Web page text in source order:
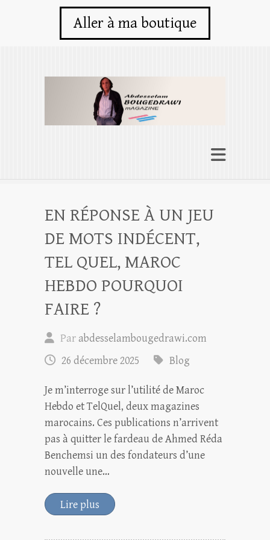
Aller à ma boutique
EN RÉPONSE À UN JEU
DE MOTS INDÉCENT,
TEL QUEL, MAROC
HEBDO POURQUOI
FAIRE ?
Par abdesselambougedrawi.com
26 décembre 2025
Blog
Je m’interroge sur l’utilité de Maroc
Hebdo et TelQuel, deux magazines
marocains. Ces publications n’arrivent
pas à quitter le fardeau de Ahmed Réda
Benchemsi un des fondateurs d’une
nouvelle une…
Lire plus